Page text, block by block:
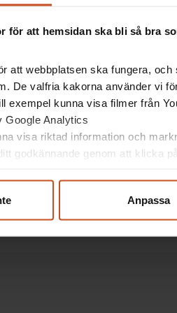
för att hemsidan ska bli så bra
att webbplatsen ska fungera,
De valfria kakorna använder vi
exempel kunna visa filmer från
Google Analytics
visa riktad information och
godkännande genom att klicka
Anpassa
minskar under klimakteriet. Det
förklaring är att kvinnor rör sig mer
än tidigare generationer, de
eftersom motion bygger upp
måtta, så att risken för skador
sent att börja röra på sig. En
både för din muskelmassa,